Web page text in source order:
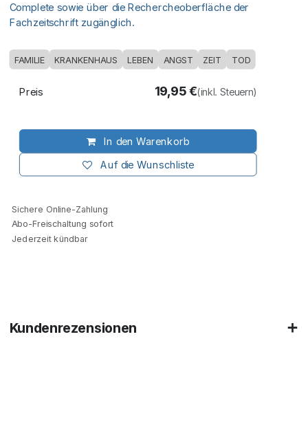
Complete sowie über die Rechercheoberfläche der
Fachzeitschrift zugänglich.
FAMILIE KRANKENHAUS LEBEN ANGST ZEIT TOD
In den Warenkorb
Auf die Wunschliste
Preis 19,95€(inkl. Steuern)
Sichere Online-Zahlung
Abo-Freischaltung sofort
Jederzeit kündbar
Kundenrezensionen